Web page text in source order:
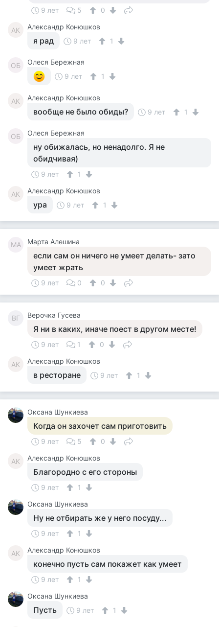
9 лет 5 0
АК Александр Конюшков
я рад 9 лет 1
ОБ
Олеся Бережная
9 лет
1
АК Александр Конюшков
вообще не было обиды? 9 лет 1
ОБ Олеся Бережная
ну обижалась, но ненадолго. Я не
обидчивая)
9 лет 1
АК Александр Конюшков
ура 9 лет 1
МА Марта Алешина
если сам он ничего не умеет делать- зато
умеет жрать
9 лет 0 0
ВГ Верочка Гусева
Я ни в каких, иначе поест в другом месте!
9 лет 1 0
АК Александр Конюшков
в ресторане 9 лет 1
Оксана Шункиева
Когда он захочет сам приготовить
9 лет 5 0
АК Александр Конюшков
Благородно с его стороны
9 лет
1
Оксана Шункиева
Ну не отбирать же у него посуду...
9 лет 1
АК Александр Конюшков
конечно пусть сам покажет как умеет
9 лет
1
Оксана Шункиева
Пусть 9 лет 1